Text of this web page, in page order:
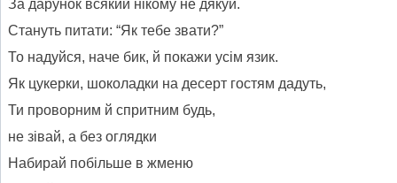
За дарунок всякий нікому не дякуй.
Стануть питати: “Як тебе звати?”
То надуйся, наче бик, й покажи усім язик.
Як цукерки, шоколадки на десерт гостям дадуть,
Ти проворним й спритним будь,
не зівай, а без оглядки
Набирай побільше в жменю